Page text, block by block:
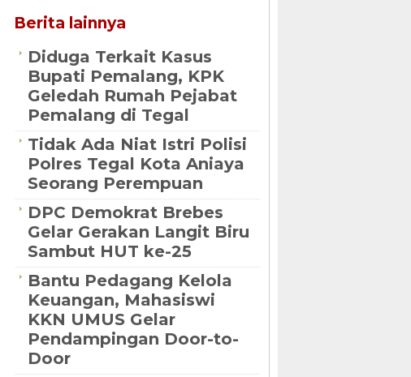
Berita lainnya
Diduga Terkait Kasus
Bupati Pemalang, KPK
Geledah Rumah Pejabat
Pemalang di Tegal
Tidak Ada Niat Istri Polisi
Polres Tegal Kota Aniaya
Seorang Perempuan
DPC Demokrat Brebes
Gelar Gerakan Langit Biru
Sambut HUT ke-25
Bantu Pedagang Kelola
Keuangan, Mahasiswi
KKN UMUS Gelar
Pendampingan Door-to-
Door